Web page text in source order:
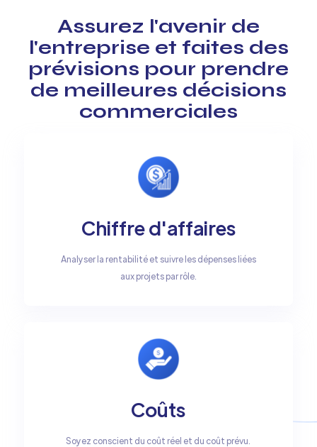
Assurez l'avenir de
l'entreprise et faites des
prévisions pour prendre
de meilleures décisions
commerciales
Chiffre d'affaires
Analyser la rentabilité et suivre les dépenses liées
aux projets par rôle.
Coûts
Soyez conscient du coût réel et du coût prévu.